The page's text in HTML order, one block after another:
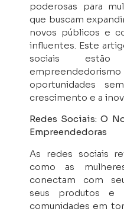
poderosas para
que buscam
novos públicos e
influentes. Este
sociais estão
oportunidades
crescimento e a
Redes Sociais: O
Empreendedoras
As redes sociais
como as
conectam com
seus produtos e
comunidades em